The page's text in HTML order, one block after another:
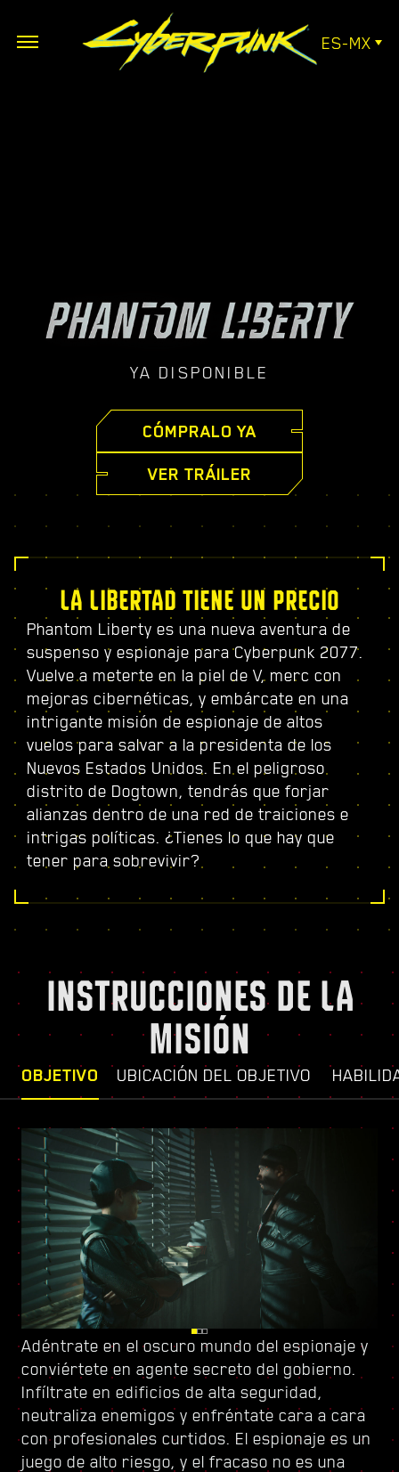
ES-MX
YA DISPONIBLE
CÓMPRALO YA
VER TRÁILER
LA LIBERTAD TIENE UN PRECIO
Phantom Liberty es una nueva aventura de
suspenso y espionaje para Cyberpunk 2077.
Vuelve a meterte en la piel de V, merc con
mejoras cibernéticas, y embárcate en una
intrigante misión de espionaje de altos
vuelos para salvar a la presidenta de los
Nuevos Estados Unidos. En el peligroso
distrito de Dogtown, tendrás que forjar
alianzas dentro de una red de traiciones e
intrigas políticas. ¿Tienes lo que hay que
tener para sobrevivir?
INSTRUCCIONES DE LA
MISIÓN
OBJETIVO UBICACIÓN DEL OBJETIVO
Adéntrate en el oscuro mundo del espionaje y
conviértete en agente secreto del gobierno.
Infíltrate en edificios de alta seguridad,
neutraliza enemigos y enfréntate cara a cara
con profesionales curtidos. El espionaje es un
juego de alto riesgo, y el fracaso no es una
Vigila tus espaldas en Dogtown, una urbe en
ruinas dentro de otra urbe controlada por
una milicia de gatillo fácil. Sus estructuras
derruidas están repletas de secretos y
oportunidades para aquellos que estén
dispuestos a todo. Dentro de sus muros,
Sube el listón con
un nuevo árbol de habilidadesy conforma un
estilo de juego único. Usa todas las armas
nuevas y piezas de ciberware a tu disposición
para sobrevivir en un mundo fracturado de
estafadores desesperados, astutos